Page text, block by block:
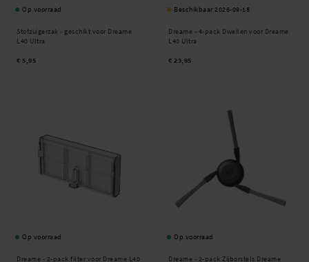
Op voorraad
Stofzuigerzak - geschikt voor Dreame
L40 Ultra
€ 5,95
Beschikbaar 2026-09-18
Dreame - 4-pack Dweilen voor Dreame
L40 Ultra
€ 23,95
Op voorraad
Dreame - 2-pack filter voor Dreame L40
Op voorraad
Dreame - 2-pack Zijborstels Dreame